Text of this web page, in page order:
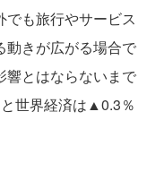
も旅行やサービス
動きが広がる場合で
響とはならないまで
世界経済は▲0.3％